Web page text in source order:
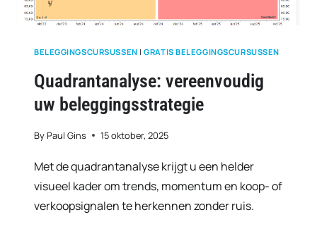
BELEGGINGSCURSUSSEN |GRATIS BELEGGINGSCURSUSSEN
Quadrantanalyse: vereenvoudig
uw beleggingsstrategie
ByPaul Gins 15 oktober, 2025
Met de quadrantanalyse krijgt u een helder
visueel kader om trends, momentum en koop- of
verkoopsignalen te herkennen zonder ruis.